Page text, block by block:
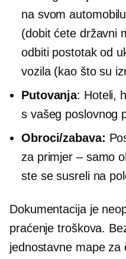
na svom
(dobit ćete državni
odbiti postotak od
vozila (kao što su
Putovanja: Hoteli,
s vašeg poslovnog
Obroci/zabava:
za primjer – samo
ste se susreli na
Dokumentacija je
praćenje troškova.
jednostavne mape za